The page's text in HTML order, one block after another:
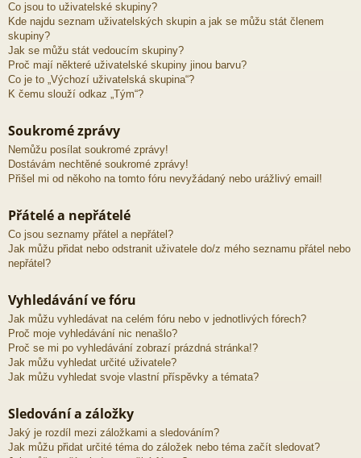
Co jsou to uživatelské skupiny?
Kde najdu seznam uživatelských skupin a jak se můžu stát členem
skupiny?
Jak se můžu stát vedoucím skupiny?
Proč mají některé uživatelské skupiny jinou barvu?
Co je to „Výchozí uživatelská skupina“?
K čemu slouží odkaz „Tým“?
Soukromé zprávy
Nemůžu posílat soukromé zprávy!
Dostávám nechtěné soukromé zprávy!
Přišel mi od někoho na tomto fóru nevyžádaný nebo urážlivý email!
Přátelé a nepřátelé
Co jsou seznamy přátel a nepřátel?
Jak můžu přidat nebo odstranit uživatele do/z mého seznamu přátel nebo
nepřátel?
Vyhledávání ve fóru
Jak můžu vyhledávat na celém fóru nebo v jednotlivých fórech?
Proč moje vyhledávání nic nenašlo?
Proč se mi po vyhledávání zobrazí prázdná stránka!?
Jak můžu vyhledat určité uživatele?
Jak můžu vyhledat svoje vlastní příspěvky a témata?
Sledování a záložky
Jaký je rozdíl mezi záložkami a sledováním?
Jak můžu přidat určité téma do záložek nebo téma začít sledovat?